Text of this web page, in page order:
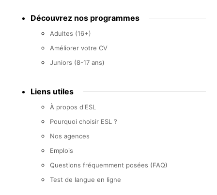
menu Découvrez nos programmes
Adultes (16+)
Améliorer votre CV
Juniors (8-17 ans)
Liens utiles
À propos d'ESL
Pourquoi choisir ESL ?
Nos agences
Emplois
Questions fréquemment posées (FAQ)
Test de langue en ligne